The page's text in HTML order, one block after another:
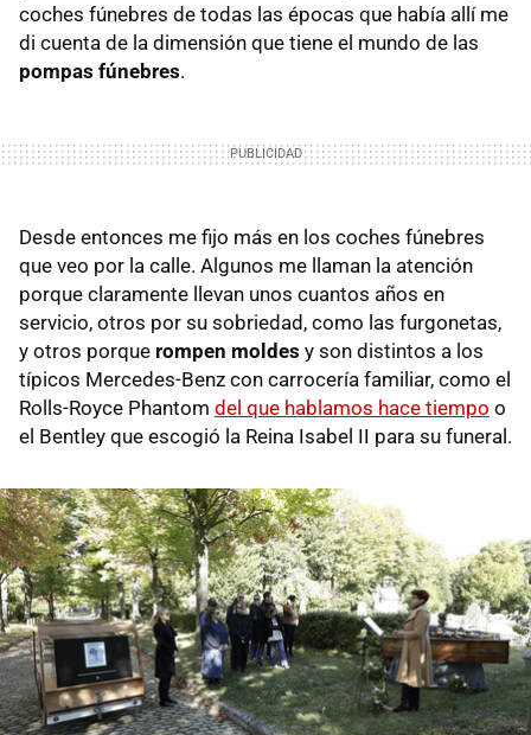
coches fúnebres de todas las épocas que había allí me
di cuenta de la dimensión que tiene el mundo de las
pompas fúnebres.
Desde entonces me fijo más en los coches fúnebres
que veo por la calle. Algunos me llaman la atención
porque claramente llevan unos cuantos años en
servicio, otros por su sobriedad, como las furgonetas,
y otros porque rompen moldes y son distintos a los
típicos Mercedes-Benz con carrocería familiar, como el
Rolls-Royce Phantom del que hablamos hace tiempo o
el Bentley que escogió la Reina Isabel II para su funeral.